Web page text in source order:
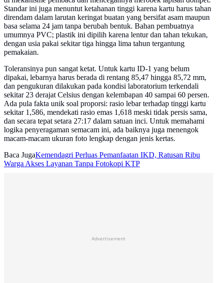
Standar ini juga menuntut ketahanan tinggi karena kartu harus tahan
direndam dalam larutan keringat buatan yang bersifat asam maupun
basa selama 24 jam tanpa berubah bentuk. Bahan pembuatnya
umumnya PVC; plastik ini dipilih karena lentur dan tahan tekukan,
dengan usia pakai sekitar tiga hingga lima tahun tergantung
pemakaian.
Toleransinya pun sangat ketat. Untuk kartu ID-1 yang belum
dipakai, lebarnya harus berada di rentang 85,47 hingga 85,72 mm,
dan pengukuran dilakukan pada kondisi laboratorium terkendali
sekitar 23 derajat Celsius dengan kelembapan 40 sampai 60 persen.
Ada pula fakta unik soal proporsi: rasio lebar terhadap tinggi kartu
sekitar 1,586, mendekati rasio emas 1,618 meski tidak persis sama,
dan secara tepat setara 27:17 dalam satuan inci. Untuk memahami
logika penyeragaman semacam ini, ada baiknya juga menengok
macam-macam ukuran foto lengkap dengan jenis kertas.
Baca JugaKemendagri Perluas Pemanfaatan IKD, Ratusan Ribu
Warga Akses Layanan Tanpa Fotokopi KTP
Advertisement